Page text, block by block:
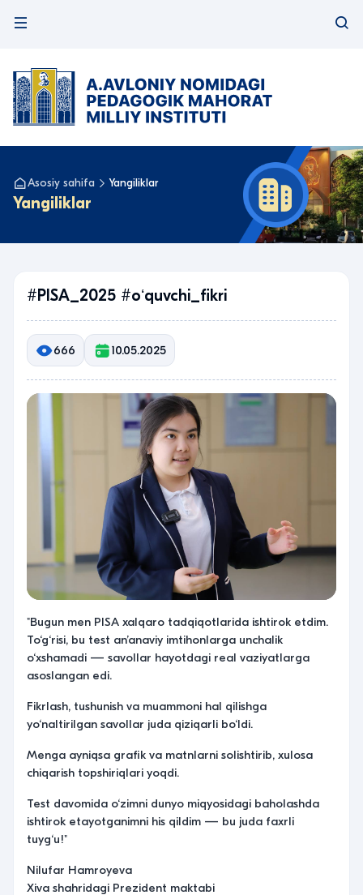
Asosiy sahifa Yangiliklar
Yangiliklar
#PISA_2025 #oʻquvchi_fikri
666 10.05.2025
"Bugun men PISA xalqaro tadqiqotlarida ishtirok etdim.
To‘g‘risi, bu test an’anaviy imtihonlarga unchalik
o‘xshamadi — savollar hayotdagi real vaziyatlarga
asoslangan edi.
Fikrlash, tushunish va muammoni hal qilishga
yo‘naltirilgan savollar juda qiziqarli bo‘ldi.
Menga ayniqsa grafik va matnlarni solishtirib, xulosa
chiqarish topshiriqlari yoqdi.
Test davomida o‘zimni dunyo miqyosidagi baholashda
ishtirok etayotganimni his qildim — bu juda faxrli
tuyg‘u!"
Nilufar Hamroyeva
Xiva shahridagi Prezident maktabi